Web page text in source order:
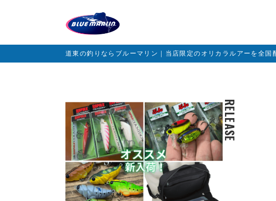
道東の釣りならブルーマリン｜当店限定のオリカラルアーを全国
RELEASE